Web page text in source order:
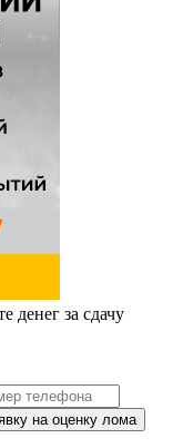
денег за сдачу